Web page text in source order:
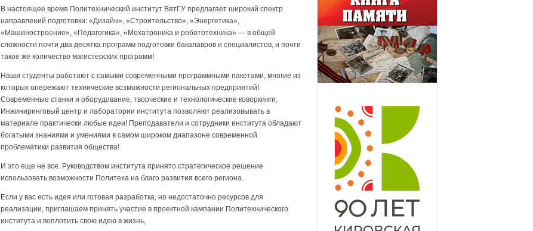
В настоящее время Политехнический институт ВятГУ предлагает широкий спектр
направлений подготовки: «Дизайн», «Строительство», «Энергетика»,
«Машиностроение», «Педагогика», «Мехатроника и робототехника» — в общей
сложности почти два десятка программ подготовки бакалавров и специалистов, и почти
такое же количество магистерских программ!
Наши студенты работают с самыми современными программными пакетами, многие из
которых опережают технические возможности региональных предприятий!
Современные станки и оборудование, творческие и технологические коворкинги,
Инжиниринговый центр и лаборатории института позволяют реализовывать в
материале практически любые идеи! Преподаватели и сотрудники института обладают
богатыми знаниями и умениями в самом широком диапазоне современной
проблематики развития общества!
И это еще не все. Руководством института принято стратегическое решение
использовать возможности Политеха на благо развития всего региона.
Если у вас есть идея или готовая разработка, но недостаточно ресурсов для
реализации, приглашаем принять участие в проектной кампании Политехнического
института и воплотить свою идею в жизнь,